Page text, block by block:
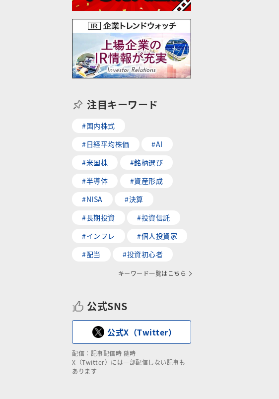
注目キーワード
#国内株式
#日経平均株価
#AI
#米国株
#銘柄選び
#半導体
#資産形成
#NISA
#決算
#長期投資
#投資信託
#インフレ
#個人投資家
#配当
#投資初心者
キーワード一覧はこちら
公式SNS
公式X（Twitter）
配信：記事配信時 随時
X（Twitter）には一部配信しない記事も
あります